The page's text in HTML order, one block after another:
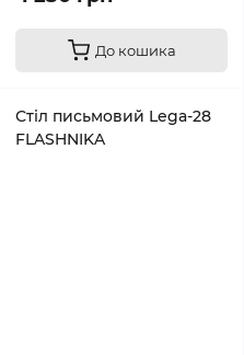
До кошика
Стіл письмовий Lega-28
FLASHNIKA